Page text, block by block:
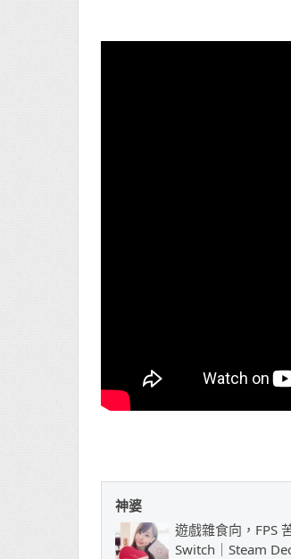
神婆
遊戲雜食向，FPS
Switch｜Steam